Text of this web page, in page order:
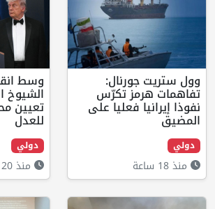
تكرّس
على
وسط انقسام سياسي..
الشيوخ الأميركي يقر
تعيين محامي ترامب وزيرا
للعدل